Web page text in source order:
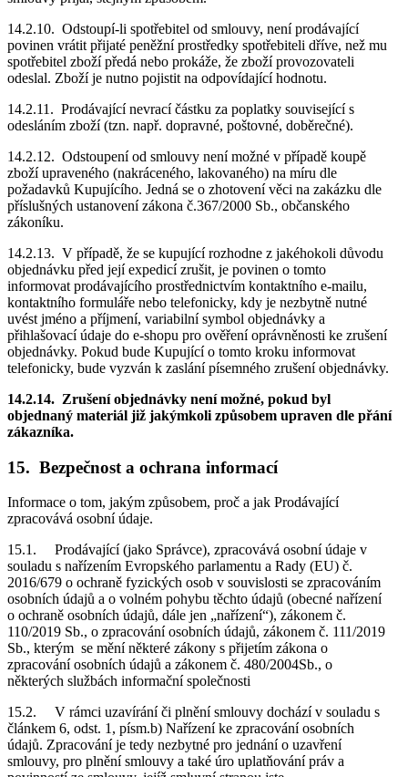
14.2.10. Odstoupí-li spotřebitel od smlouvy, není prodávající
povinen vrátit přijaté peněžní prostředky spotřebiteli dříve, než mu
spotřebitel zboží předá nebo prokáže, že zboží provozovateli
odeslal. Zboží je nutno pojistit na odpovídající hodnotu.
14.2.11. Prodávající nevrací částku za poplatky související s
odesláním zboží (tzn. např. dopravné, poštovné, doběrečné).
14.2.12. Odstoupení od smlouvy není možné v případě koupě
zboží upraveného (nakráceného, lakovaného) na míru dle
požadavků Kupujícího. Jedná se o zhotovení věci na zakázku dle
příslušných ustanovení zákona č.367/2000 Sb., občanského
zákoníku.
14.2.13. V případě, že se kupující rozhodne z jakéhokoli důvodu
objednávku před její expedicí zrušit, je povinen o tomto
informovat prodávajícího prostřednictvím kontaktního e-mailu,
kontaktního formuláře nebo telefonicky, kdy je nezbytně nutné
uvést jméno a příjmení, variabilní symbol objednávky a
přihlašovací údaje do e-shopu pro ověření oprávněnosti ke zrušení
objednávky. Pokud bude Kupující o tomto kroku informovat
telefonicky, bude vyzván k zaslání písemného zrušení objednávky.
14.2.14. Zrušení objednávky není možné, pokud byl
objednaný materiál již jakýmkoli způsobem upraven dle přání
zákazníka.
15. Bezpečnost a ochrana informací
Informace o tom, jakým způsobem, proč a jak Prodávající
zpracovává osobní údaje.
15.1. Prodávající (jako Správce), zpracovává osobní údaje v
souladu s nařízením Evropského parlamentu a Rady (EU) č.
2016/679 o ochraně fyzických osob v souvislosti se zpracováním
osobních údajů a o volném pohybu těchto údajů (obecné nařízení
o ochraně osobních údajů, dále jen „nařízení“), zákonem č.
110/2019 Sb., o zpracování osobních údajů, zákonem č. 111/2019
Sb., kterým se mění některé zákony s přijetím zákona o
zpracování osobních údajů a zákonem č. 480/2004Sb., o
některých službách informační společnosti
15.2. V rámci uzavírání či plnění smlouvy dochází v souladu s
článkem 6, odst. 1, písm.b) Nařízení ke zpracování osobních
údajů. Zpracování je tedy nezbytné pro jednání o uzavření
smlouvy, pro plnění smlouvy a také úro uplatňování práv a